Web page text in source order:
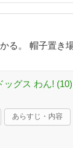
る。 帽子置き
ッグス わん!
あらすじ・内容